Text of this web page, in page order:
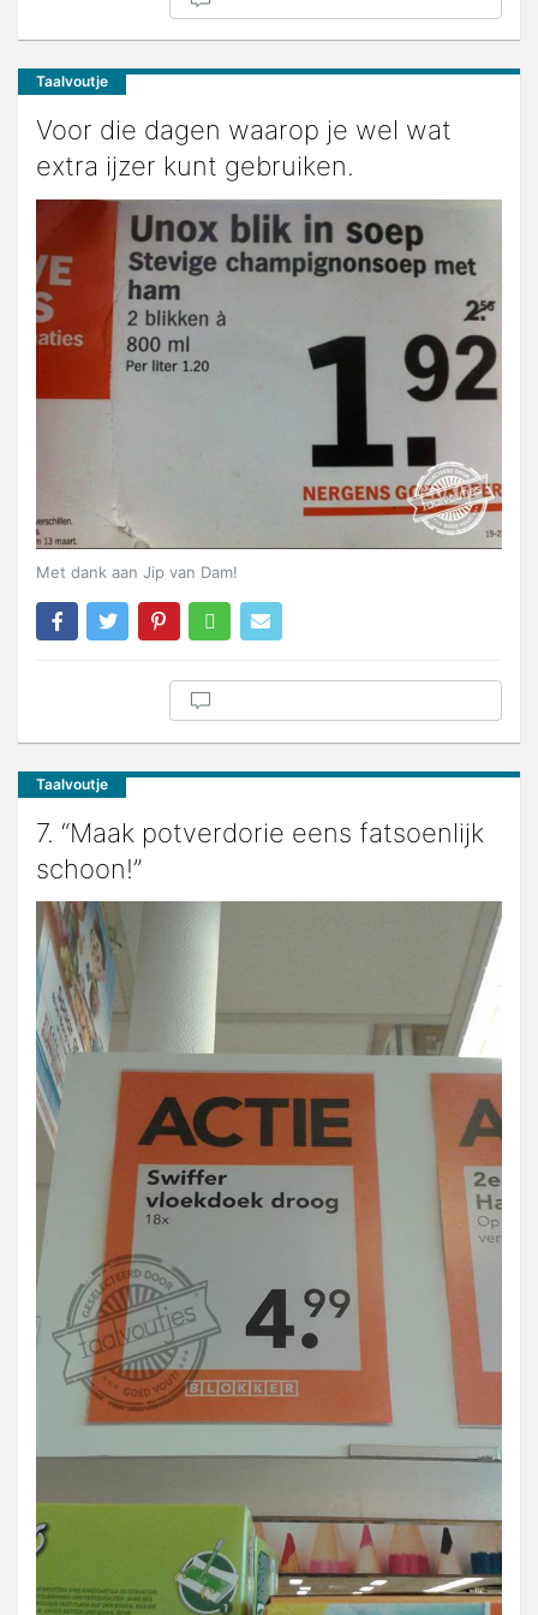
Taalvoutje
Voor die dagen waarop je wel wat
extra ijzer kunt gebruiken.
Met dank aan Jip van Dam!
Taalvoutje
7. “Maak potverdorie eens fatsoenlijk
schoon!”